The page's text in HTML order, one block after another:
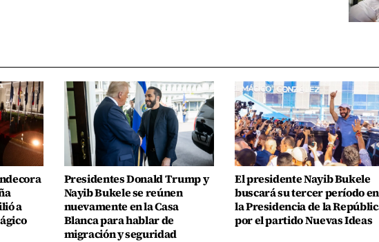
a
Presidentes Donald Trump y
Nayib Bukele se reúnen
nuevamente en la Casa
Blanca para hablar de
migración y seguridad
El presidente Nayib Bukele
buscará su tercer período en
la Presidencia de la
por el partido Nuevas Ideas